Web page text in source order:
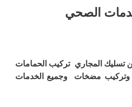
الصحي
المجاري تركيب الحمامات
وتركيب مضخات وجميع الخدمات